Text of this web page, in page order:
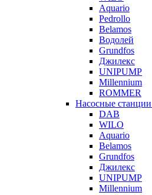
Aquario
Pedrollo
Belamos
Водолей
Grundfos
Джилекс
UNIPUMP
Millennium
ROMMER
Насосные станции
DAB
WILO
Aquario
Belamos
Grundfos
Джилекс
UNIPUMP
Millennium